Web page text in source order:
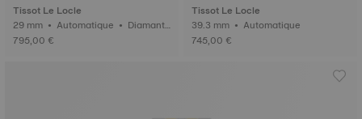
Tissot Le Locle
29 mm • Automatique • Diamant
s
795,00 €
Tissot Le Locle
39.3 mm • Automatique
745,00 €